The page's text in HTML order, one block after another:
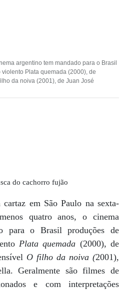
argentino tem mandado para o Brasil
Plata quemada (2000), de
da noiva (2001), de Juan José
do cachorro fujão
cartaz em São Paulo na sexta-
quatro anos, o cinema
para o Brasil produções de
Plata quemada (2000), de
O filho da noiva (2001),
Geralmente são filmes de
e com interpretações